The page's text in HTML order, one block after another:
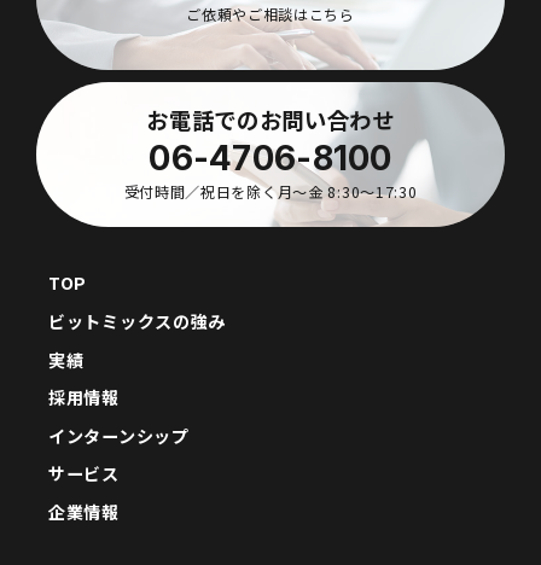
ご依頼やご相談はこちら
お電話でのお問い合わせ
06-4706-8100
受付時間／祝日を除く月〜金 8:30〜17:30
TOP
ビットミックスの強み
実績
採用情報
インターンシップ
サービス
企業情報